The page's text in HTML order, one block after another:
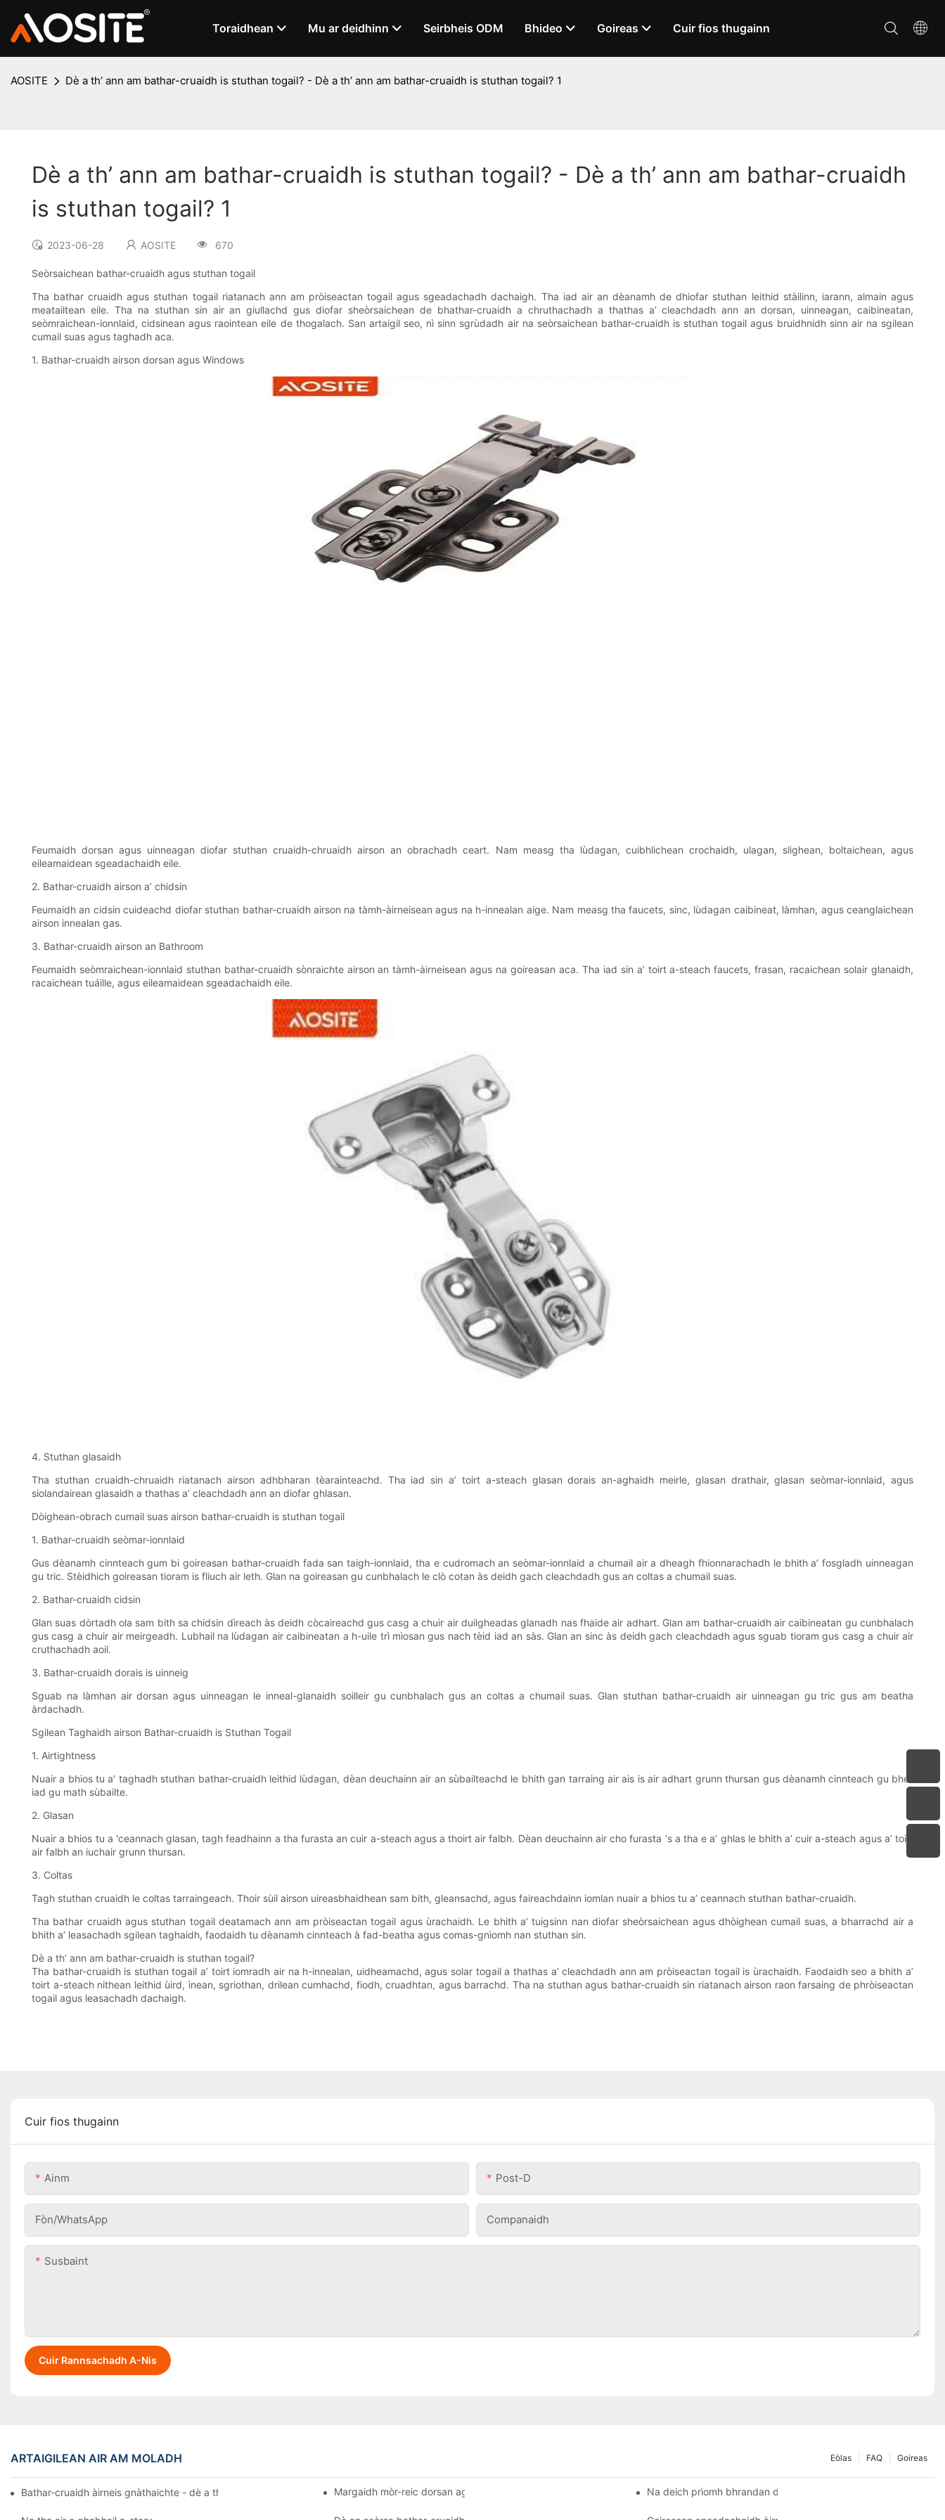
Toraidhean Mu ar deidhinn Seirbheis ODM Bhideo Goireas Cuir fios thugainn
AOSITE Dè a th’ ann am bathar-cruaidh is stuthan togail? - Dè a th’ ann am bathar-cruaidh is stuthan togail? 1
Dè a th’ ann am bathar-cruaidh is stuthan togail? - Dè a th’ ann am bathar-cruaidh
is stuthan togail? 1
2023-06-28 AOSITE 670
Seòrsaichean bathar-cruaidh agus stuthan togail
Tha bathar cruaidh agus stuthan togail riatanach ann am pròiseactan togail agus sgeadachadh dachaigh. Tha iad air an dèanamh de dhiofar stuthan leithid stàilinn, iarann, almain agus
meatailtean eile. Tha na stuthan sin air an giullachd gus diofar sheòrsaichean de bhathar-cruaidh a chruthachadh a thathas a’ cleachdadh ann an dorsan, uinneagan, caibineatan,
seòmraichean-ionnlaid, cidsinean agus raointean eile de thogalach. San artaigil seo, nì sinn sgrùdadh air na seòrsaichean bathar-cruaidh is stuthan togail agus bruidhnidh sinn air na sgilean
cumail suas agus taghadh aca.
1. Bathar-cruaidh airson dorsan agus Windows
Feumaidh dorsan agus uinneagan diofar stuthan cruaidh-chruaidh airson an obrachadh ceart. Nam measg tha lùdagan, cuibhlichean crochaidh, ulagan, slighean, boltaichean, agus
eileamaidean sgeadachaidh eile.
2. Bathar-cruaidh airson a’ chidsin
Feumaidh an cidsin cuideachd diofar stuthan bathar-cruaidh airson na tàmh-àirneisean agus na h-innealan aige. Nam measg tha faucets, sinc, lùdagan caibineat, làmhan, agus ceanglaichean
airson innealan gas.
3. Bathar-cruaidh airson an Bathroom
Feumaidh seòmraichean-ionnlaid stuthan bathar-cruaidh sònraichte airson an tàmh-àirneisean agus na goireasan aca. Tha iad sin a’ toirt a-steach faucets, frasan, racaichean solair glanaidh,
racaichean tuáille, agus eileamaidean sgeadachaidh eile.
4. Stuthan glasaidh
Tha stuthan cruaidh-chruaidh riatanach airson adhbharan tèarainteachd. Tha iad sin a’ toirt a-steach glasan dorais an-aghaidh meirle, glasan drathair, glasan seòmar-ionnlaid, agus
siolandairean glasaidh a thathas a’ cleachdadh ann an diofar ghlasan.
Dòighean-obrach cumail suas airson bathar-cruaidh is stuthan togail
1. Bathar-cruaidh seòmar-ionnlaid
Gus dèanamh cinnteach gum bi goireasan bathar-cruaidh fada san taigh-ionnlaid, tha e cudromach an seòmar-ionnlaid a chumail air a dheagh fhionnarachadh le bhith a’ fosgladh uinneagan
gu tric. Stèidhich goireasan tioram is fliuch air leth. Glan na goireasan gu cunbhalach le clò cotan às deidh gach cleachdadh gus an coltas a chumail suas.
2. Bathar-cruaidh cidsin
Glan suas dòrtadh ola sam bith sa chidsin dìreach às deidh còcaireachd gus casg a chuir air duilgheadas glanadh nas fhaide air adhart. Glan am bathar-cruaidh air caibineatan gu cunbhalach
gus casg a chuir air meirgeadh. Lubhail na lùdagan air caibineatan a h-uile trì mìosan gus nach tèid iad an sàs. Glan an sinc às deidh gach cleachdadh agus sguab tioram gus casg a chuir air
cruthachadh aoil.
3. Bathar-cruaidh dorais is uinneig
Sguab na làmhan air dorsan agus uinneagan le inneal-glanaidh soilleir gu cunbhalach gus an coltas a chumail suas. Glan stuthan bathar-cruaidh air uinneagan gu tric gus am beatha
àrdachadh.
Sgilean Taghaidh airson Bathar-cruaidh is Stuthan Togail
1. Airtightness
Nuair a bhios tu a’ taghadh stuthan bathar-cruaidh leithid lùdagan, dèan deuchainn air an sùbailteachd le bhith gan tarraing air ais is air adhart grunn thursan gus dèanamh cinnteach gu bheil
iad gu math sùbailte.
2. Glasan
Nuair a bhios tu a 'ceannach glasan, tagh feadhainn a tha furasta an cuir a-steach agus a thoirt air falbh. Dèan deuchainn air cho furasta ‘s a tha e a’ ghlas le bhith a’ cuir a-steach agus a’ toirt
air falbh an iuchair grunn thursan.
3. Coltas
Tagh stuthan cruaidh le coltas tarraingeach. Thoir sùil airson uireasbhaidhean sam bith, gleansachd, agus faireachdainn iomlan nuair a bhios tu a’ ceannach stuthan bathar-cruaidh.
Tha bathar cruaidh agus stuthan togail deatamach ann am pròiseactan togail agus ùrachaidh. Le bhith a’ tuigsinn nan diofar sheòrsaichean agus dhòighean cumail suas, a bharrachd air a
bhith a’ leasachadh sgilean taghaidh, faodaidh tu dèanamh cinnteach à fad-beatha agus comas-gnìomh nan stuthan sin.
Dè a th’ ann am bathar-cruaidh is stuthan togail?
Tha bathar-cruaidh is stuthan togail a’ toirt iomradh air na h-innealan, uidheamachd, agus solar togail a thathas a’ cleachdadh ann am pròiseactan togail is ùrachaidh. Faodaidh seo a bhith a’
toirt a-steach nithean leithid ùird, ìnean, sgriothan, drilean cumhachd, fiodh, cruadhtan, agus barrachd. Tha na stuthan agus bathar-cruaidh sin riatanach airson raon farsaing de phròiseactan
togail agus leasachadh dachaigh.
Cuir fios thugainn
Ainm Post-D
Fòn/WhatsApp Companaidh
Susbaint
Cuir Rannsachadh A-Nis
ARTAIGILEAN AIR AM MOLADH Goireas
FAQ
Eòlas
Bathar-cruaidh àirneis gnàthaichte - dè a th’ ann am bathar-cruaidh àbhaisteach taighe?Margaidh mòr-reic dorsan agus uinneagan alloy alùmanum - An urrainn dhomh faighneachd dè am fear aig a bheil margaidh mhòr -
Na deich prìomh bhrandan de bhathar-cruaidh preas-aodaich -